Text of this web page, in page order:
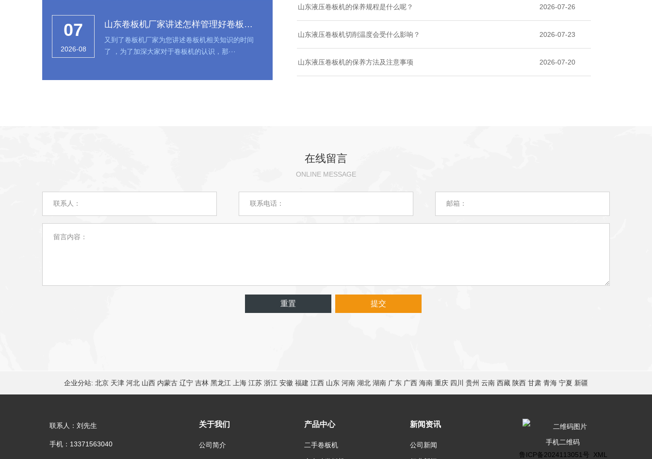
07
2026-08
山东卷板机厂家讲述怎样管理好卷板机
又到了卷板机厂家为您讲述卷板机相关知识的时间
了 ，为了加深大家对于卷板机的认识，那···
山东液压卷板机的保养规程是什么呢？ 2026-07-26
山东液压卷板机切削温度会受什么影响？ 2026-07-23
山东液压卷板机的保养方法及注意事项 2026-07-20
在线留言
ONLINE MESSAGE
重置 提交
企业分站: 北京 天津 河北 山西 内蒙古 辽宁 吉林 黑龙江 上海 江苏 浙江 安徽 福建 江西 山东 河南 湖北 湖南 广东 广西 海南 重庆 四川 贵州 云南 西藏 陕西 甘肃 青海 宁夏 新疆
联系人：刘先生
手机：13371563040
关于我们
公司简介
产品中心
二手卷板机
新闻资讯
公司新闻
手机二维码
鲁ICP备2024113051号
XML